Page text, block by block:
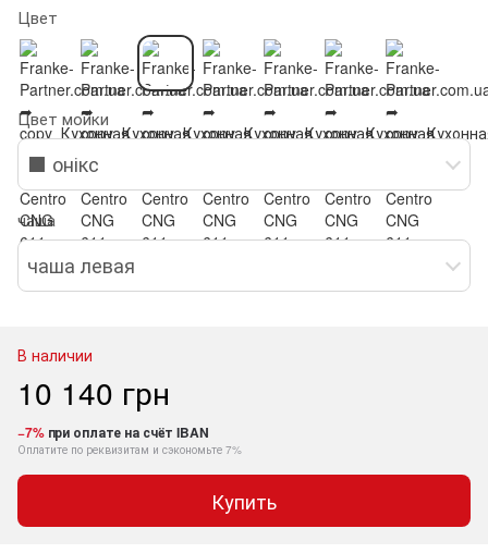
Цвет
Цвет мойки
⬛ онікс
чаша
чаша левая
В наличии
10 140 грн
−7%при оплате на счёт IBAN
Оплатите по реквизитам и сэкономьте 7%
Купить